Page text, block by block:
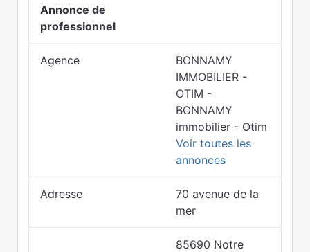
Annonce de
professionnel
Agence
BONNAMY
IMMOBILIER -
OTIM -
BONNAMY
immobilier - Otim
Voir toutes les
annonces
Adresse
70 avenue de la
mer
85690 Notre